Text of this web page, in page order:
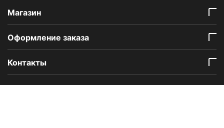
Mагазин
Оформление заказа
Контакты